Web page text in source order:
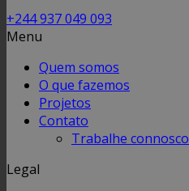
+244 937 049 093
Menu
Quem somos
O que fazemos
Projetos
Contato
Trabalhe connosco
Legal